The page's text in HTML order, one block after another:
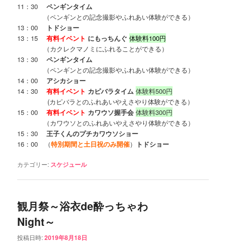
11：30ペンギンタイム
（ペンギンとの記念撮影やふれあい体験ができる）
13：00
トドショー
13：15有料イベント にもっちんぐ 体験料100円
（カクレクマノミにふれることができる）
13：30ペンギンタイム
（ペンギンとの記念撮影やふれあい体験ができる）
14：00 アシカショー
14：30有料イベント カピバラタイム体験料500円
(カピバラとのふれあいやえさやり体験ができる）
15：00
有料イベント カワウソ握手会 体験料300円
（カワウソとのふれあいやえさやり体験ができる）
15：30王子くんのプチカワウソショー
16：00 （特別期間と土日祝のみ開催） トドショー
カテゴリー: スケジュール
観月祭～浴衣de酔っちゃわ
Night～
投稿日時:2019年8月18日